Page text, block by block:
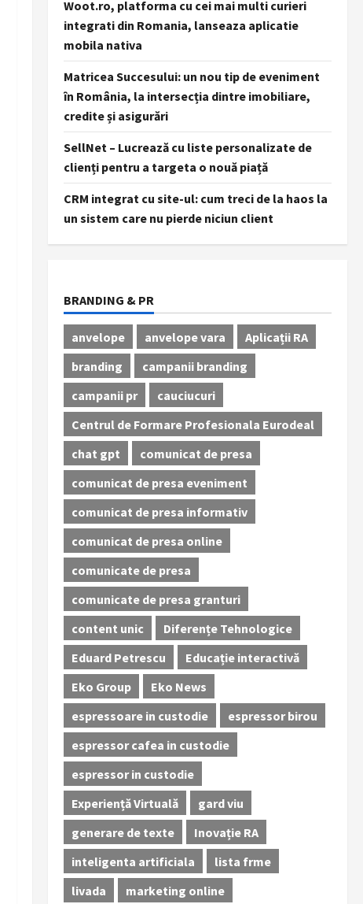
Woot.ro, platforma cu cei mai multi curieri
integrati din Romania, lanseaza aplicatie
mobila nativa
Matricea Succesului: un nou tip de eveniment
în România, la intersecția dintre imobiliare,
credite și asigurări
SellNet – Lucrează cu liste personalizate de
clienți pentru a targeta o nouă piață
CRM integrat cu site-ul: cum treci de la haos la
un sistem care nu pierde niciun client
BRANDING & PR
anvelope anvelope vara
Aplicații RA
branding
campanii branding
campanii pr
cauciucuri
Centrul de Formare Profesionala Eurodeal
chat gpt
comunicat de presa
comunicat de presa eveniment
comunicat de presa informativ
comunicat de presa online
comunicate de presa
comunicate de presa granturi
content unic
Diferențe Tehnologice
Eduard Petrescu
Educație interactivă
Eko Group
Eko News
espressoare in custodie
espressor birou
espressor cafea in custodie
espressor in custodie
Experiență Virtuală
gard viu
generare de texte
Inovație RA
inteligenta artificiala
lista frme
livada
marketing online